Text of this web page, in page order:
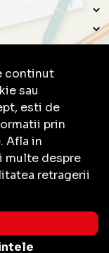
rezervate.
continut
sau
esti de
prin
Afla in
multe despre
retragerii